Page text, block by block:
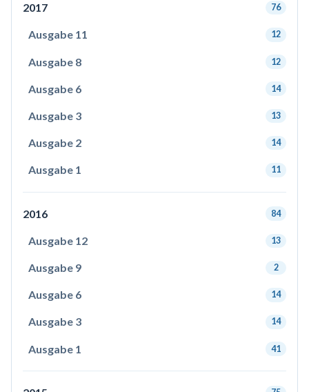
2017 76
Ausgabe 11 12
Ausgabe 8 12
Ausgabe 6 14
Ausgabe 3 13
Ausgabe 2 14
Ausgabe 1 11
2016 84
Ausgabe 12 13
Ausgabe 9 2
Ausgabe 6 14
Ausgabe 3 14
Ausgabe 1 41